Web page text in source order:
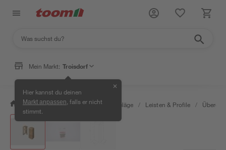
Mein Markt: Troisdorf
Hier kannst du deinen
Markt anpassen , falls er nicht
stimmt.
✕
/ Bauen & Renovieren / Bodenbeläge / Leisten & Profile /